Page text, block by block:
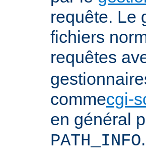
requête. Le
fichiers
requêtes
commecgi-
en général
PATH_INFO.